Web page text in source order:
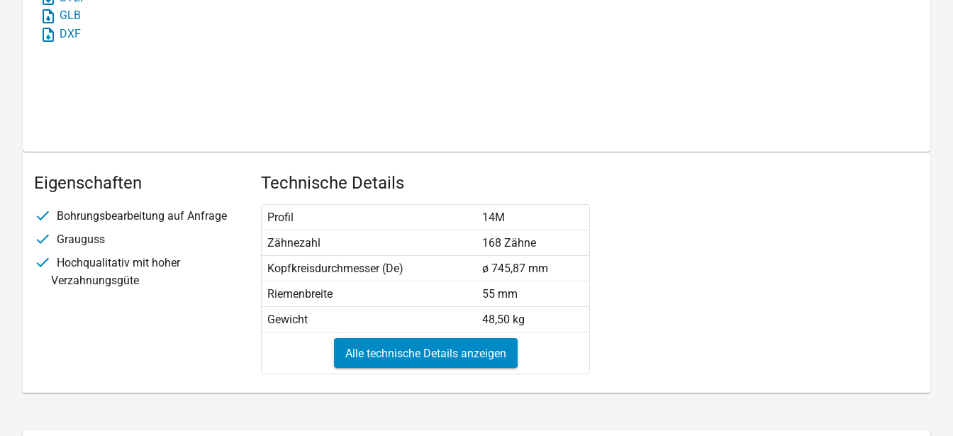
GLB
DXF
Eigenschaften
Bohrungsbearbeitung auf Anfrage
Grauguss
Hochqualitativ mit hoher
Verzahnungsgüte
Technische Details
Profil
14M
Zähnezahl
168 Zähne
Kopfkreisdurchmesser (De)
ø 745,87 mm
Riemenbreite
55 mm
Gewicht
48,50 kg
Alle technische Details anzeigen